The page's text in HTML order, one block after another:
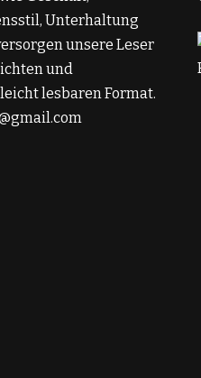
Unterhaltung
unsere Leser
und
lesbaren Format.